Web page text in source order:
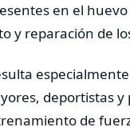
en el
y reparación de
deportistas y
de